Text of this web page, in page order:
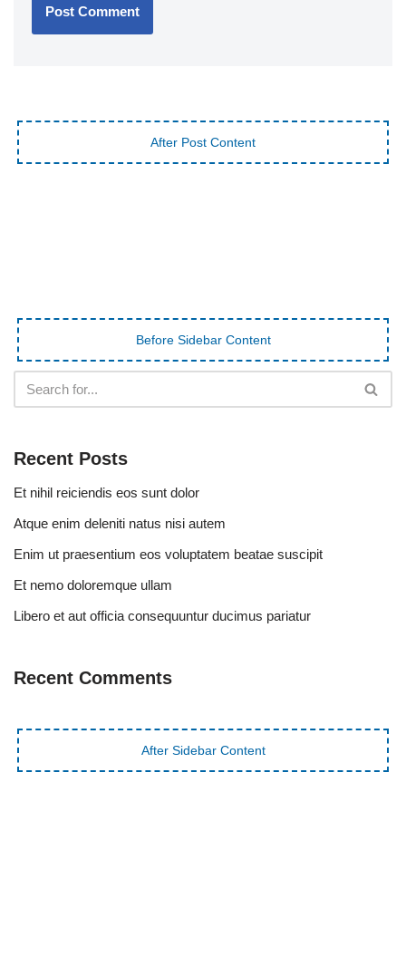
After Post Content
Before Sidebar Content
Recent Posts
Et nihil reiciendis eos sunt dolor
Atque enim deleniti natus nisi autem
Enim ut praesentium eos voluptatem beatae suscipit
Et nemo doloremque ullam
Libero et aut officia consequuntur ducimus pariatur
Recent Comments
After Sidebar Content